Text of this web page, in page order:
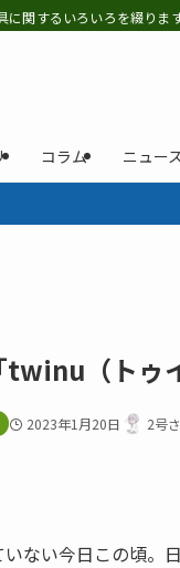
に関するいろいろを綴りま
コラム ニュー
（トゥ
2023年1月20日 2号
ない今日この頃。